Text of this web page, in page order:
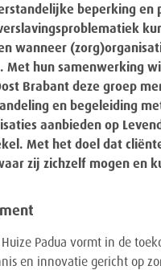
beperking en
wanneer
Met hun samenwerking
Brabant deze groep
en begeleiding
aanbieden op
Met het doel dat
zij zichzelf mogen en
Padua vormt in de
en innovatie gericht op